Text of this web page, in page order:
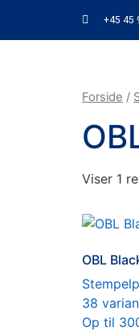
+45 45
Forside /
Viser 1
OBL
38
Op til